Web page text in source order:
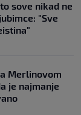
sove nikad ne
"Sve
Merlinovom
je najmanje